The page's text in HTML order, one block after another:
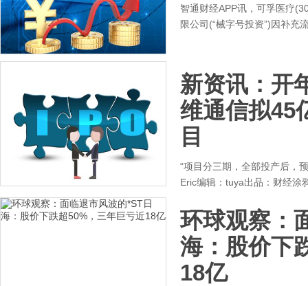
智通财经APP讯，可孚医疗
限公司(“械字号投资”)因补充
新资讯：开
维通信拟45
目
“项目分三期，全部投产后，
Eric编辑：tuya出品：财经涂
环球观察：
海：股价下
18亿